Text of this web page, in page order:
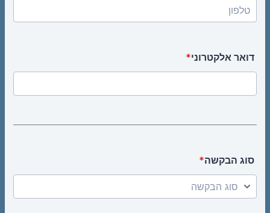
דואר אלקטרוני*
סוג הבקשה*